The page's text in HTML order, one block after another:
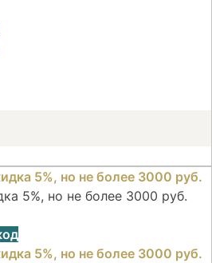
5%, но не более 3000 руб.